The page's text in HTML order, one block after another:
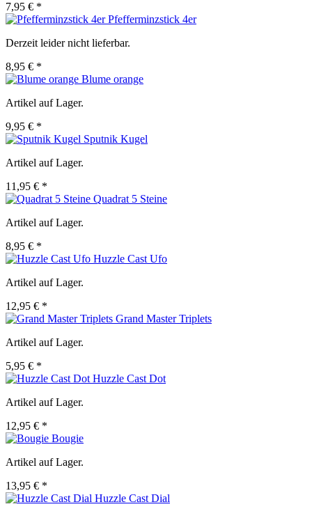
7,95 € *
Pfefferminzstick 4er
Derzeit leider nicht lieferbar.
8,95 € *
Blume orange
Artikel auf Lager.
9,95 € *
Sputnik Kugel
Artikel auf Lager.
11,95 € *
Quadrat 5 Steine
Artikel auf Lager.
8,95 € *
Huzzle Cast Ufo
Artikel auf Lager.
12,95 € *
Grand Master Triplets
Artikel auf Lager.
5,95 € *
Huzzle Cast Dot
Artikel auf Lager.
12,95 € *
Bougie
Artikel auf Lager.
13,95 € *
Huzzle Cast Dial